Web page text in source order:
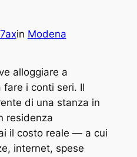
in Modena
alloggiare a
fare i conti seri. Il
di una stanza in
residenza
il costo reale — a cui
internet, spese